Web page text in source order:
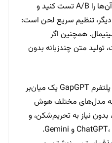
نسخه حرفه‌ای داشته باشید، آن‌ها را A/B تست کنید و
دیگر، تنظیم سریع لحن است:
همچنین اگر
تولید متن چندزبانه بدون
برای کاربران ایرانی، استفاده از پلتفرم GapGPT یک میان‌بر
مدل‌های مختلف هوش
بدون نیاز به تحریم‌شکن، و
پشتیبانی از مدل‌های ChatGPT، Claude و Gemini.